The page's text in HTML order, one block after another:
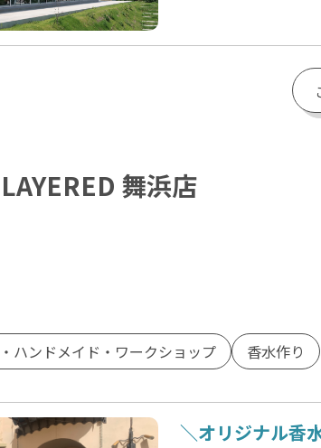
舞浜店
ハンドメイド・ワークショップ 香水作り
＼オリジナル香